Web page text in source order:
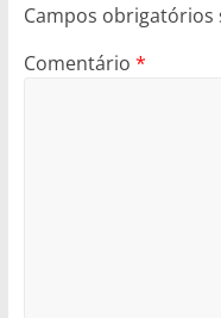
Campos obrigatórios
Comentário *